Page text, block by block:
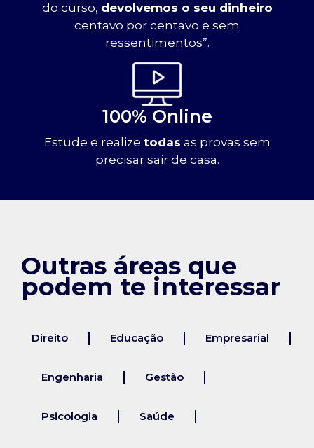
do curso, devolvemos o seu dinheiro
centavo por centavo e sem
ressentimentos”.
100% Online
Estude e realize todas as provas sem
precisar sair de casa.
Outras áreas que
podem te interessar
Direito Educação Empresarial
Engenharia Gestão
Psicologia Saúde